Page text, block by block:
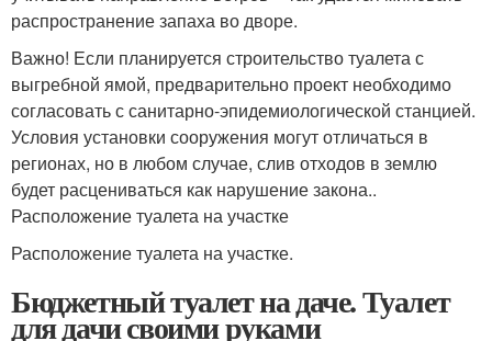
распространение запаха во дворе.
Важно! Если планируется строительство туалета с
выгребной ямой, предварительно проект необходимо
согласовать с санитарно-эпидемиологической станцией.
Условия установки сооружения могут отличаться в
регионах, но в любом случае, слив отходов в землю
будет расцениваться как нарушение закона..
Расположение туалета на участке
Расположение туалета на участке.
Бюджетный туалет на даче. Туалет
для дачи своими руками